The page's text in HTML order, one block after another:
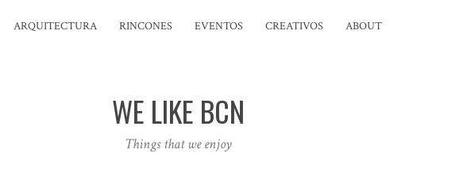
ARQUITECTURA RINCONES EVENTOS CREATIVOS ABOUT
WE LIKE BCN
Things that we enjoy